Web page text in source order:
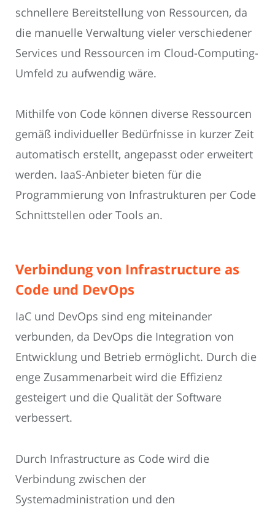
schnellere Bereitstellung von Ressourcen, da
die manuelle Verwaltung vieler verschiedener
Services und Ressourcen im Cloud-Computing-
Umfeld zu aufwendig wäre.
Mithilfe von Code können diverse Ressourcen
gemäß individueller Bedürfnisse in kurzer Zeit
automatisch erstellt, angepasst oder erweitert
werden. IaaS-Anbieter bieten für die
Programmierung von Infrastrukturen per Code
Schnittstellen oder Tools an.
Verbindung von Infrastructure as
Code und DevOps
IaC und DevOps sind eng miteinander
verbunden, da DevOps die Integration von
Entwicklung und Betrieb ermöglicht. Durch die
enge Zusammenarbeit wird die Effizienz
gesteigert und die Qualität der Software
verbessert.
Durch Infrastructure as Code wird die
Verbindung zwischen der
Systemadministration und den